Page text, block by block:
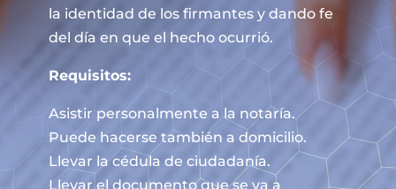
la identidad de los firmantes y dando fe
del día en que el hecho ocurrió.
Requisitos:
Asistir personalmente a la notaría.
Puede hacerse también a domicilio.
Llevar la cédula de ciudadanía.
Llevar el documento que se va a